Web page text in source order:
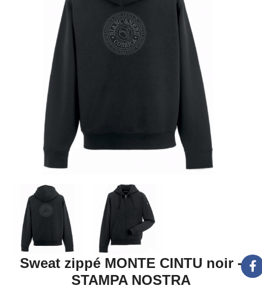
Sweat zippé MONTE CINTU noir -
STAMPA NOSTRA